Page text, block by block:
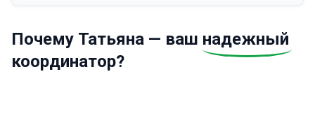
Почему Татьяна — ваш надежный
координатор?